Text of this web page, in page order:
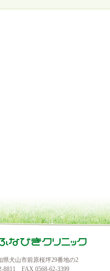
県犬山市前原桜坪29番地の2
8811 FAX 0568-62-3399